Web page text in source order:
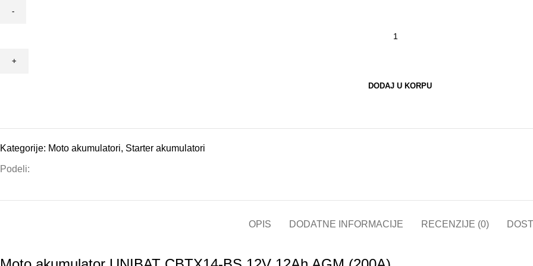
DODAJ U KORPU
Kategorije: Moto akumulatori, Starter akumulatori
Podeli:
OPIS DODATNE INFORMACIJE RECENZIJE (0)